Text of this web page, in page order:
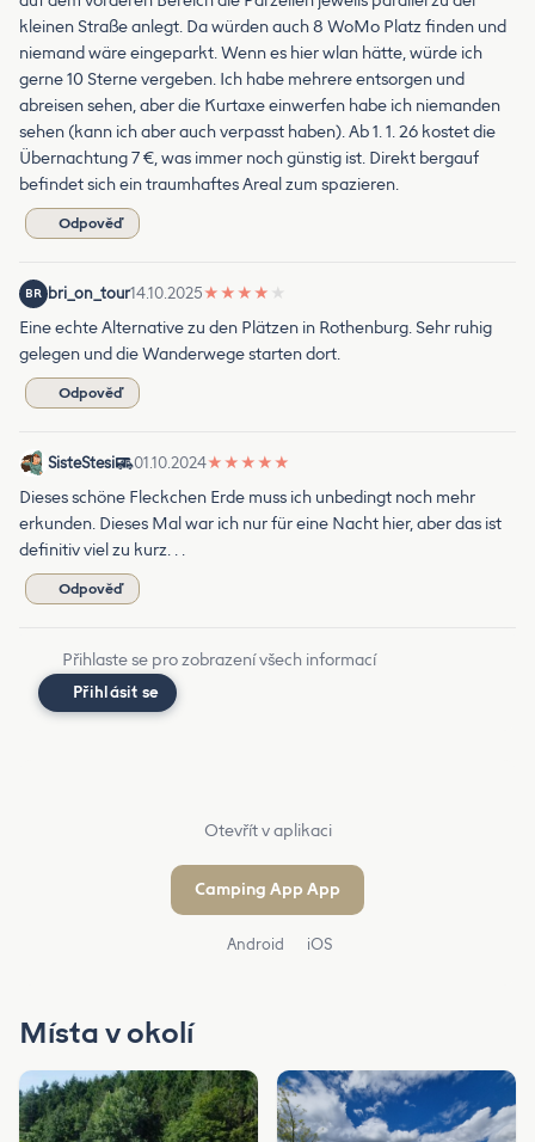
kleinen Straße anlegt. Da würden auch 8 WoMo Platz finden und
niemand wäre eingeparkt. Wenn es hier wlan hätte, würde ich
gerne 10 Sterne vergeben. Ich habe mehrere entsorgen und
abreisen sehen, aber die Kurtaxe einwerfen habe ich niemanden
sehen (kann ich aber auch verpasst haben). Ab 1. 1. 26 kostet die
Übernachtung 7 €, was immer noch günstig ist. Direkt bergauf
befindet sich ein traumhaftes Areal zum spazieren.
Odpověď
BR bri_on_tour14.10.2025★ ★ ★ ★ ★
Eine echte Alternative zu den Plätzen in Rothenburg. Sehr ruhig
gelegen und die Wanderwege starten dort.
Odpověď
SisteStesi 01.10.2024★ ★ ★ ★ ★
Dieses schöne Fleckchen Erde muss ich unbedingt noch mehr
erkunden. Dieses Mal war ich nur für eine Nacht hier, aber das ist
definitiv viel zu kurz. . .
Odpověď
Přihlaste se pro zobrazení všech informací
Přihlásit se
Otevřít v aplikaci
Camping App App
Android iOS
Místa v okolí